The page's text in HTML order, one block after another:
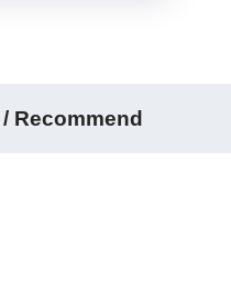
/ Recommend